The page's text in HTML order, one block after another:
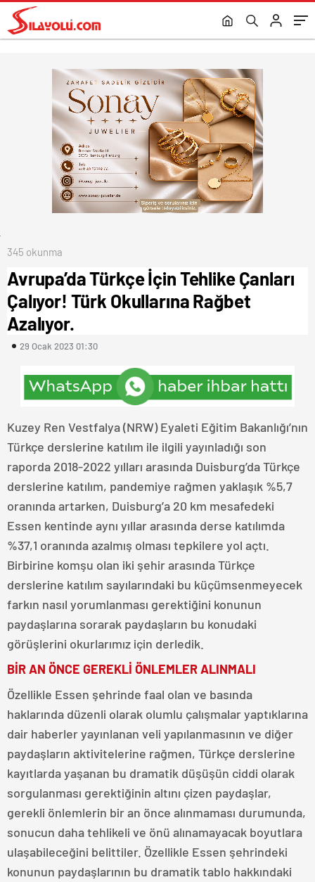
Azalıyor.
345 okunma
Avrupa’da Türkçe İçin Tehlike Çanları
Çalıyor! Türk Okullarına Rağbet
Azalıyor.
29 Ocak 2023 01:30
Kuzey Ren Vestfalya (NRW) Eyaleti Eğitim Bakanlığı’nın
Türkçe derslerine katılım ile ilgili yayınladığı son
raporda 2018-2022 yılları arasında Duisburg’da Türkçe
derslerine katılım, pandemiye rağmen yaklaşık %5,7
oranında artarken, Duisburg’a 20 km mesafedeki
Essen kentinde aynı yıllar arasında derse katılımda
%37,1 oranında azalmış olması tepkilere yol açtı.
Birbirine komşu olan iki şehir arasında Türkçe
derslerine katılım sayılarındaki bu küçümsenmeyecek
farkın nasıl yorumlanması gerektiğini konunun
paydaşlarına sorarak paydaşların bu konudaki
görüşlerini okurlarımız için derledik.
BİR AN ÖNCE GEREKLİ ÖNLEMLER ALINMALI
Özellikle Essen şehrinde faal olan ve basında
haklarında düzenli olarak olumlu çalışmalar yaptıklarına
dair haberler yayınlanan veli yapılanmasının ve diğer
paydaşların aktivitelerine rağmen, Türkçe derslerine
kayıtlarda yaşanan bu dramatik düşüşün ciddi olarak
sorgulanması gerektiğinin altını çizen paydaşlar,
gerekli önlemlerin bir an önce alınmaması durumunda,
sonucun daha tehlikeli ve önü alınamayacak boyutlara
ulaşabileceğini belittiler. Özellikle Essen şehrindeki
konunun paydaşlarının bu dramatik tablo hakkındaki